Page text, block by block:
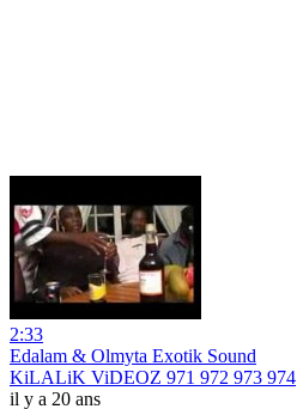
2:33
Edalam & Olmyta Exotik Sound
KiLALiK ViDEOZ 971 972 973 974
il y a 20 ans